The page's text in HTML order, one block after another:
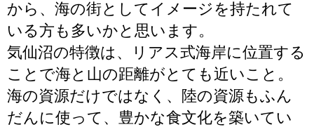
から、海の街としてイメージを持たれて
いる方も多いかと思います。
気仙沼の特徴は、リアス式海岸に位置する
ことで海と山の距離がとても近いこと。
海の資源だけではなく、陸の資源もふん
だんに使って、豊かな食文化を築いてい